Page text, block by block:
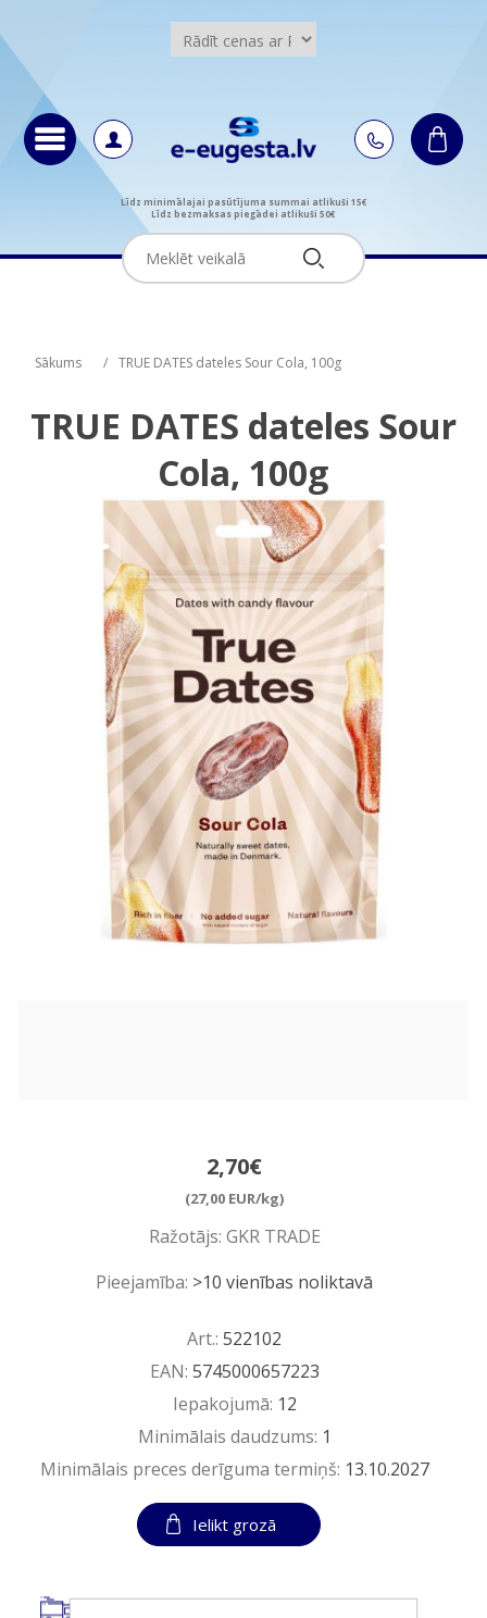
Līdz minimālajai pasūtījuma summai atlikuši 15€
Līdz bezmaksas piegādei atlikuši 50€
Sākums / TRUE DATES dateles Sour Cola, 100g
TRUE DATES dateles Sour
Cola, 100g
2,70€
(27,00 EUR/kg)
Ražotājs: GKR TRADE
Pieejamība: >10 vienības noliktavā
Art.: 522102
EAN: 5745000657223
Iepakojumā: 12
Minimālais daudzums: 1
Minimālais preces derīguma termiņš: 13.10.2027
Ielikt grozā